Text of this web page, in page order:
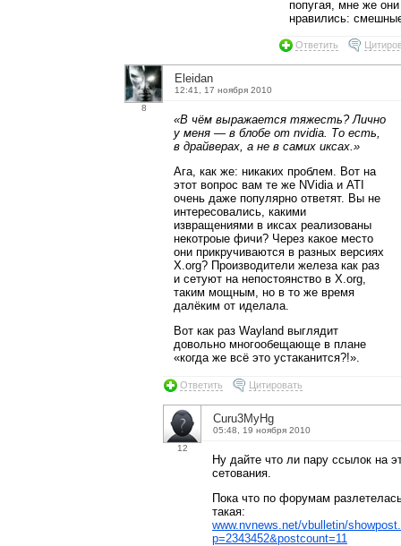
попугая, мне же они
нравились:
Ответить
8
Eleidan
12:41, 17 ноября 2010
«В чём выражается тяжесть? Лично
у меня — в блобе от nvidia. То есть,
в драйверах, а не в самих иксах.»
Ага, как же: никаких проблем. Вот на
этот вопрос вам те же NVidia и ATI
очень даже популярно ответят. Вы не
интересовались, какими
извращениями в иксах реализованы
некотроые фичи? Через какое место
они прикручиваются в разных версиях
X.org? Производители железа как раз
и сетуют на непостоянство в X.org,
таким мощным, но в то же время
далёким от иделала.
Вот как раз Wayland выглядит
довольно многообещающе в плане
«когда же всё это устаканится?!».
Ответить Цитировать
12
Curu3MyHg
05:48, 19 ноября 2010
Ну дайте что ли пару ссылок на
сетования.
Пока что по форумам
такая:
www.nvnews.net/vbulletin/
p=2343452&postcount=11